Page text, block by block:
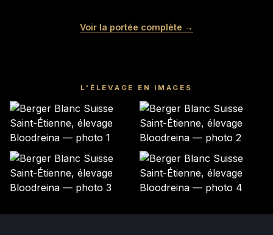
Femelle · blanche
Mâle · blanche
LITCHI
Voir la portée complète →
L'ÉLEVAGE EN IMAGES